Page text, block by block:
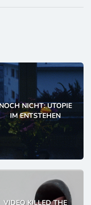
NICHT: UTOPIE
IM ENTSTEHEN
VIDEO KILLED THE